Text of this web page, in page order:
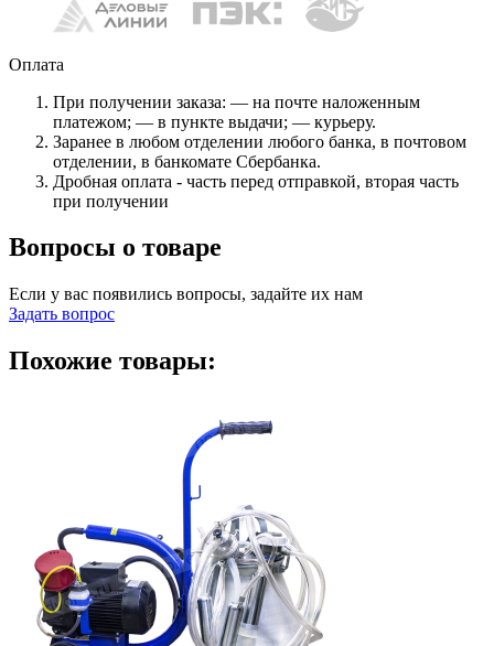
Оплата
При получении заказа: — на почте наложенным
платежом; — в пункте выдачи; — курьеру.
Заранее в любом отделении любого банка, в почтовом
отделении, в банкомате Сбербанка.
Дробная оплата - часть перед отправкой, вторая часть
при получении
Вопросы о товаре
Если у вас появились вопросы, задайте их нам
Задать вопрос
Похожие товары: